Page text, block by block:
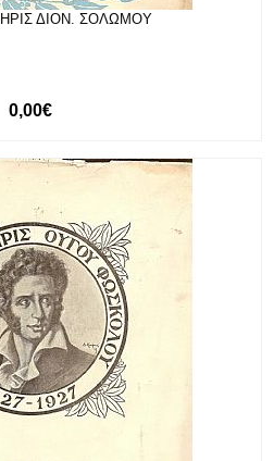
ΔΙΟΝ. ΣΟΛΩΜΟΥ
0,00€